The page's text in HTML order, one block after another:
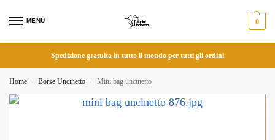
MENU 0
Spedizione gratuita in tutto il mondo per tutti gli ordini
Home / Borse Uncinetto / Mini bag uncinetto